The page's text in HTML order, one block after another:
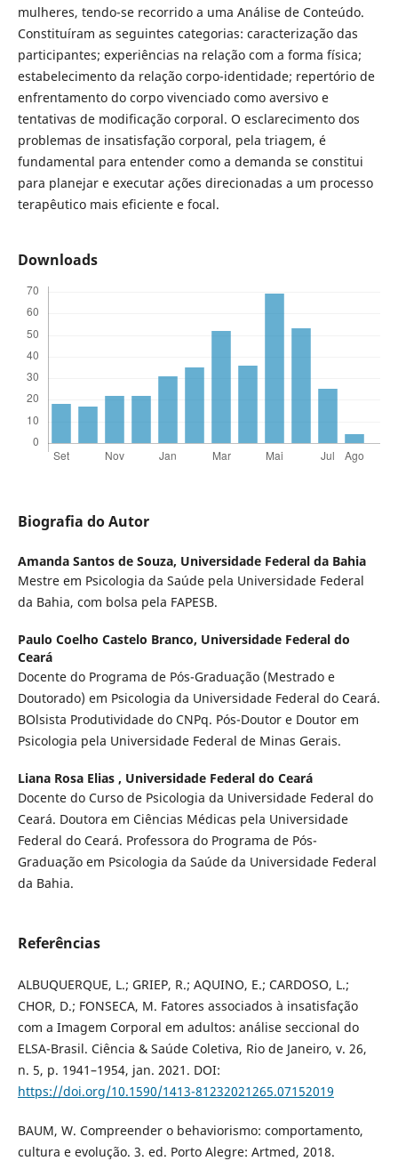
mulheres, tendo-se recorrido a uma Análise de Conteúdo.
Constituíram as seguintes categorias: caracterização das
participantes; experiências na relação com a forma física;
estabelecimento da relação corpo-identidade; repertório de
enfrentamento do corpo vivenciado como aversivo e
tentativas de modificação corporal. O esclarecimento dos
problemas de insatisfação corporal, pela triagem, é
fundamental para entender como a demanda se constitui
para planejar e executar ações direcionadas a um processo
terapêutico mais eficiente e focal.
Downloads
Biografia do Autor
Amanda Santos de Souza, Universidade Federal da Bahia
Mestre em Psicologia da Saúde pela Universidade Federal
da Bahia, com bolsa pela FAPESB.
Paulo Coelho Castelo Branco, Universidade Federal do
Ceará
Docente do Programa de Pós-Graduação (Mestrado e
Doutorado) em Psicologia da Universidade Federal do Ceará.
BOlsista Produtividade do CNPq. Pós-Doutor e Doutor em
Psicologia pela Universidade Federal de Minas Gerais.
Liana Rosa Elias , Universidade Federal do Ceará
Docente do Curso de Psicologia da Universidade Federal do
Ceará. Doutora em Ciências Médicas pela Universidade
Federal do Ceará. Professora do Programa de Pós-
Graduação em Psicologia da Saúde da Universidade Federal
da Bahia.
Referências
ALBUQUERQUE, L.; GRIEP, R.; AQUINO, E.; CARDOSO, L.;
CHOR, D.; FONSECA, M. Fatores associados à insatisfação
com a Imagem Corporal em adultos: análise seccional do
ELSA-Brasil. Ciência & Saúde Coletiva, Rio de Janeiro, v. 26,
n. 5, p. 1941–1954, jan. 2021. DOI:
https://doi.org/10.1590/1413-81232021265.07152019
BAUM, W. Compreender o behaviorismo: comportamento,
cultura e evolução. 3. ed. Porto Alegre: Artmed, 2018.